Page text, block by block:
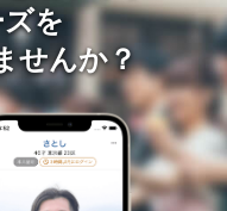
を
せんか？